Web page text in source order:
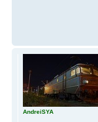
AndreiSYA